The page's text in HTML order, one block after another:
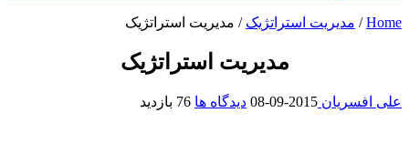
Home
/ مدیریت استراتژیک / مدیریت استراتژیک
مدیریت استراتژیک
علی افسریان 2015-09-08 دیدگاه ها 76 بازدید